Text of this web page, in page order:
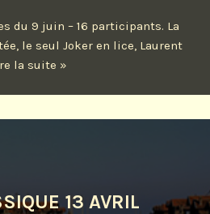
du 9 juin – 16 participants. La
le seul Joker en lice, Laurent
la suite »
13 AVRIL